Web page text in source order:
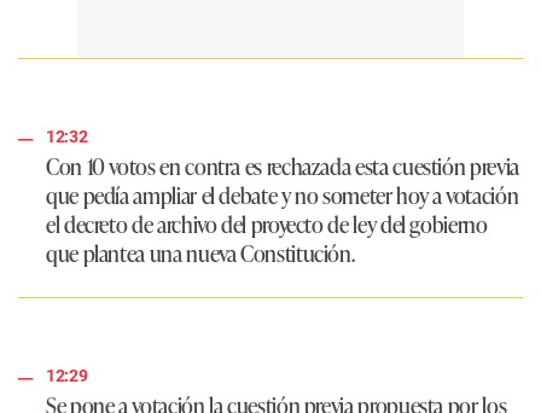
12:32
Con 10 votos en contra es rechazada esta cuestión previa
que pedía ampliar el debate y no someter hoy a votación
el decreto de archivo del proyecto de ley del gobierno
que plantea una nueva Constitución.
12:29
Se pone a votación la cuestión previa propuesta por los